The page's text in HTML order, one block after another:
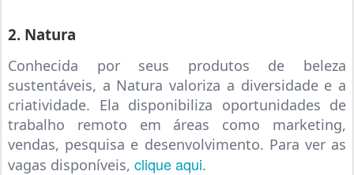
2. Natura
Conhecida por seus produtos de beleza
sustentáveis, a Natura valoriza a diversidade e a
criatividade. Ela disponibiliza oportunidades de
trabalho remoto em áreas como marketing,
vendas, pesquisa e desenvolvimento. Para ver as
vagas disponíveis, clique aqui.